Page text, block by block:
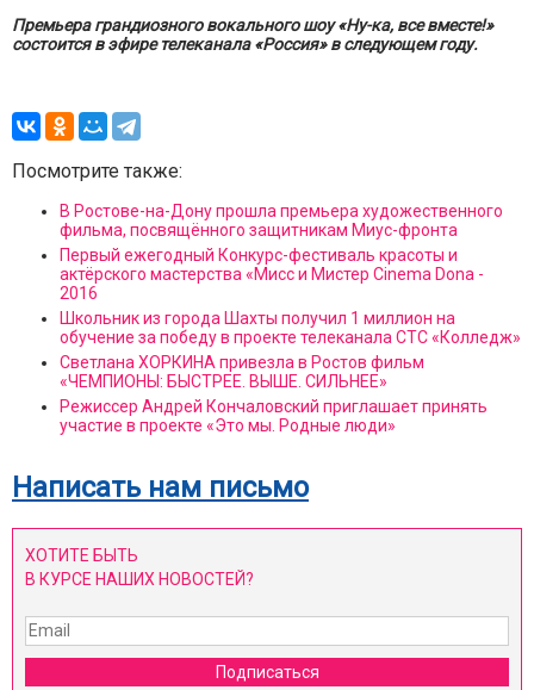
Премьера грандиозного вокального шоу «Ну-ка, все вместе!»
состоится в эфире телеканала «Россия» в следующем году.
Посмотрите также:
В Ростове-на-Дону прошла премьера художественного
фильма, посвящённого защитникам Миус-фронта
Первый ежегодный Конкурс-фестиваль красоты и
актёрского мастерства «Мисс и Мистер Cinema Dona -
2016
Школьник из города Шахты получил 1 миллион на
обучение за победу в проекте телеканала СТС «Колледж»
Светлана ХОРКИНА привезла в Ростов фильм
«ЧЕМПИОНЫ: БЫСТРЕЕ. ВЫШЕ. СИЛЬНЕЕ»
Режиссер Андрей Кончаловский приглашает принять
участие в проекте «Это мы. Родные люди»
Написать нам письмо
ХОТИТЕ БЫТЬ
В КУРСЕ НАШИХ НОВОСТЕЙ?
Подписаться